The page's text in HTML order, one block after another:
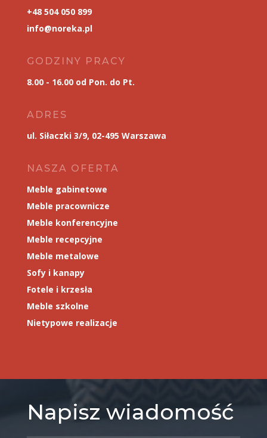
+48 504 050 899
info@noreka.pl
GODZINY PRACY
8.00 - 16.00 od Pon. do Pt.
ADRES
ul. Siłaczki 3/9, 02-495 Warszawa
NASZA OFERTA
Meble gabinetowe
Meble pracownicze
Meble konferencyjne
Meble recepcyjne
Meble metalowe
Sofy i kanapy
Fotele i krzesła
Meble szkolne
Nietypowe realizacje
Napisz wiadomość